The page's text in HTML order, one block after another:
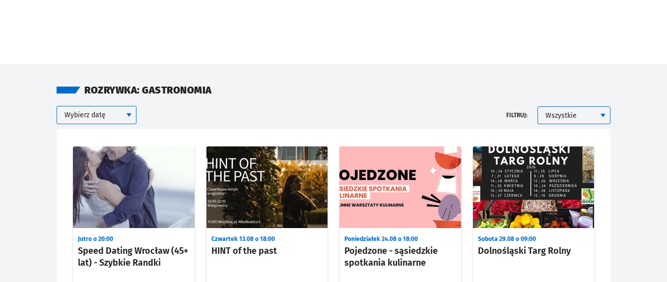
ROZRYWKA: GASTRONOMIA
Kalendarium
Wybierz datę FILTRUJ: KATEGORIA
Speed Dating Wrocław (45+
lat) - Szybkie Randki
Jutro o 20:00
HINT of the past
Czwartek 13.08 o 18:00
Pojedzone - sąsiedzkie
spotkania kulinarne
Poniedziałek 24.08 o 18:00
Dolnośląski Targ Rolny
Sobota 29.08 o 09:00